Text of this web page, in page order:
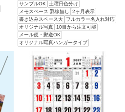
サンプルOK
土曜日色分け
メモスペース:罫線無し
2ヶ月表示
書き込みスペース大
フルカラー名入れ対応
オリジナル写真
10冊から注文可能
メール便・郵送OK
オリジナル写真ハンガータイプ